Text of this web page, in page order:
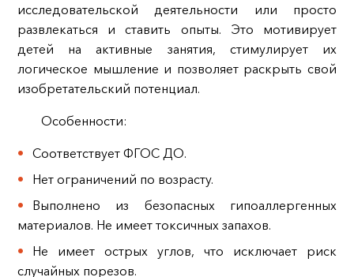
исследовательской деятельности или просто
развлекаться и ставить опыты. Это мотивирует
детей на активные занятия, стимулирует их
логическое мышление и позволяет раскрыть свой
изобретательский потенциал.
Особенности:
Соответствует ФГОС ДО.
Нет ограничений по возрасту.
Выполнено из безопасных гипоаллергенных
материалов. Не имеет токсичных запахов.
Не имеет острых углов, что исключает риск
случайных порезов.